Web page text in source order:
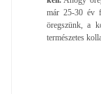
már 25-30 év
öregszünk, a
természetes